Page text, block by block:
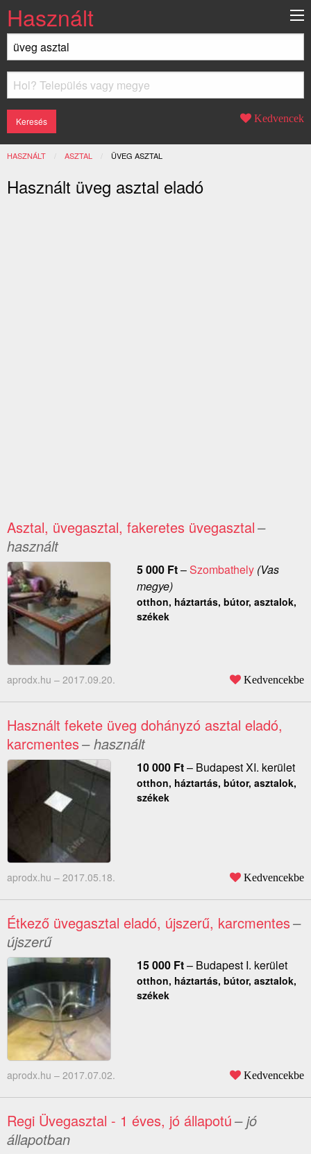
Használt
Kedvencek
HASZNÁLT ASZTAL JELENLEGI:
ÜVEG ASZTAL
Használt üveg asztal eladó
Asztal, üvegasztal, fakeretes üvegasztal–
használt
5 000 Ft–Szombathely(Vas
megye)
otthon, háztartás, bútor, asztalok,
székek
aprodx.hu – 2017.09.20. Kedvencekbe
Használt fekete üveg dohányzó asztal eladó,
karcmentes– használt
10 000 Ft– Budapest XI. kerület
otthon, háztartás, bútor, asztalok,
székek
aprodx.hu – 2017.05.18. Kedvencekbe
Étkező üvegasztal eladó, újszerű, karcmentes–
újszerű
15 000 Ft– Budapest I. kerület
otthon, háztartás, bútor, asztalok,
székek
aprodx.hu – 2017.07.02. Kedvencekbe
Regi Üvegasztal - 1 éves, jó állapotú– jó
állapotban